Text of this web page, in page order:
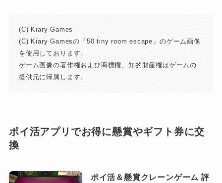
(C) Kiary Games
(C) Kiary Gamesの「50 tiny room escape」のゲーム画像
を使用しております。
ゲーム画像の著作権および商標権、知的財産権はゲームの
提供元に帰属します。
ポイ活アプリでお得に懸賞やギフト券に交
換
ポイ活＆懸賞クレーンゲーム 評